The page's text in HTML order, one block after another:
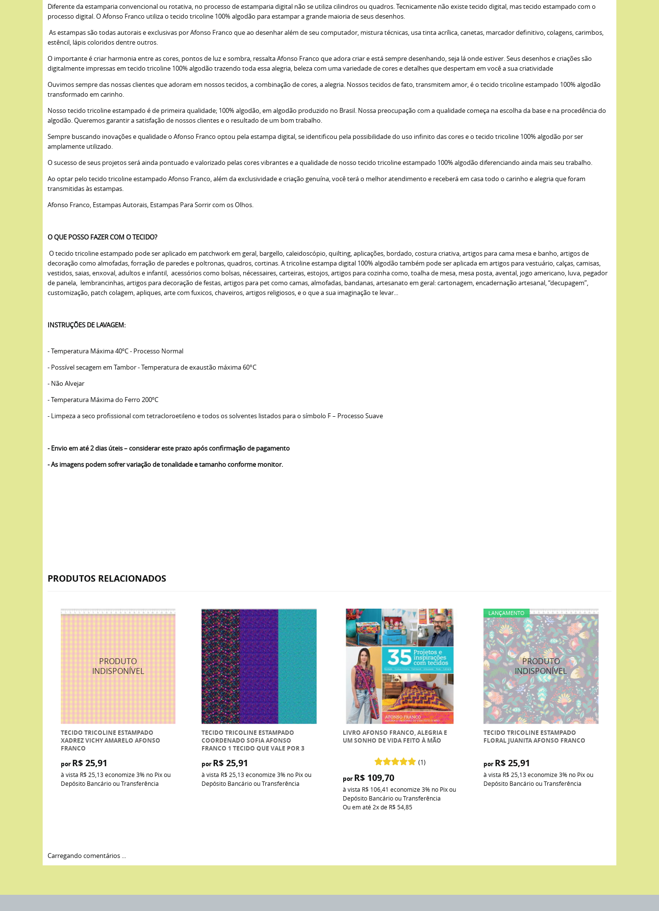
Diferente da estamparia convencional ou rotativa, no processo de estamparia digital não se utiliza cilindros ou quadros. Tecnicamente não existe tecido digital, mas tecido estampado com o
processo digital. O Afonso Franco utiliza o tecido tricoline 100% algodão para estampar a grande maioria de seus desenhos.
As estampas são todas autorais e exclusivas por Afonso Franco que ao desenhar além de seu computador, mistura técnicas, usa tinta acrílica, canetas, marcador definitivo, colagens, carimbos,
estêncil, lápis coloridos dentre outros.
O importante é criar harmonia entre as cores, pontos de luz e sombra, ressalta Afonso Franco que adora criar e está sempre desenhando, seja lá onde estiver. Seus desenhos e criações são
digitalmente impressas em tecido tricoline 100% algodão trazendo toda essa alegria, beleza com uma variedade de cores e detalhes que despertam em você a sua criatividade
Ouvimos sempre das nossas clientes que adoram em nossos tecidos, a combinação de cores, a alegria. Nossos tecidos de fato, transmitem amor, é o tecido tricoline estampado 100% algodão
transformado em carinho.
Nosso tecido tricoline estampado é de primeira qualidade; 100% algodão, em algodão produzido no Brasil. Nossa preocupação com a qualidade começa na escolha da base e na procedência do
algodão. Queremos garantir a satisfação de nossos clientes e o resultado de um bom trabalho.
Sempre buscando inovações e qualidade o Afonso Franco optou pela estampa digital, se identificou pela possibilidade do uso infinito das cores e o tecido tricoline 100% algodão por ser
amplamente utilizado.
O sucesso de seus projetos será ainda pontuado e valorizado pelas cores vibrantes e a qualidade de nosso tecido tricoline estampado 100% algodão diferenciando ainda mais seu trabalho.
Ao optar pelo tecido tricoline estampado Afonso Franco, além da exclusividade e criação genuína, você terá o melhor atendimento e receberá em casa todo o carinho e alegria que foram
transmitidas às estampas.
Afonso Franco, Estampas Autorais, Estampas Para Sorrir com os Olhos.
O QUE POSSO FAZER COM O TECIDO?
O tecido tricoline estampado pode ser aplicado em patchwork em geral, bargello, caleidoscópio, quilting, aplicações, bordado, costura criativa, artigos para cama mesa e banho, artigos de
decoração como almofadas, forração de paredes e poltronas, quadros, cortinas. A tricoline estampa digital 100% algodão também pode ser aplicada em artigos para vestuário, calças, camisas,
vestidos, saias, enxoval, adultos e infantil, acessórios como bolsas, nécessaires, carteiras, estojos, artigos para cozinha como, toalha de mesa, mesa posta, avental, jogo americano, luva, pegador
de panela, lembrancinhas, artigos para decoração de festas, artigos para pet como camas, almofadas, bandanas, artesanato em geral: cartonagem, encadernação artesanal, “decupagem”,
customização, patch colagem, apliques, arte com fuxicos, chaveiros, artigos religiosos, e o que a sua imaginação te levar...
INSTRUÇÕES DE LAVAGEM:
- Temperatura Máxima 40ºC - Processo Normal
- Possível secagem em Tambor - Temperatura de exaustão máxima 60°C
- Não Alvejar
- Temperatura Máxima do Ferro 200ºC
- Limpeza a seco profissional com tetracloroetileno e todos os solventes listados para o símbolo F – Processo Suave
- Envio em até 2 dias úteis – considerar este prazo após confirmação de pagamento
- As imagens podem sofrer variação de tonalidade e tamanho conforme monitor.
PRODUTOS RELACIONADOS
TECIDO TRICOLINE ESTAMPADO
XADREZ VICHY AMARELO AFONSO
FRANCO
por R$ 25,91
à vista R$ 25,13economize3% no Pix ou
Depósito Bancário ou Transferência
TECIDO TRICOLINE ESTAMPADO
COORDENADO SOFIA AFONSO
FRANCO 1 TECIDO QUE VALE POR 3
por R$ 25,91
à vista R$ 25,13economize3% no Pix ou
Depósito Bancário ou Transferência
LIVRO AFONSO FRANCO, ALEGRIA E
UM SONHO DE VIDA FEITO À MÃO
(1)
por R$ 109,70
à vista R$ 106,41 economize3% no Pix ou
Depósito Bancário ou Transferência
Ou em até 2xde R$ 54,85
LANÇAMENTO
TECIDO TRICOLINE ESTAMPADO
FLORAL JUANITA AFONSO FRANCO
por R$ 25,91
à vista R$ 25,13economize3% no Pix ou
Depósito Bancário ou Transferência
Carregando comentários ...